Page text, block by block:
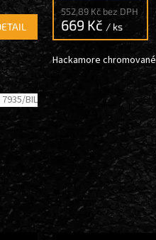
552,89 Kč bez DPH
669 Kč / ks
Hackamore chromované
7935/BIL